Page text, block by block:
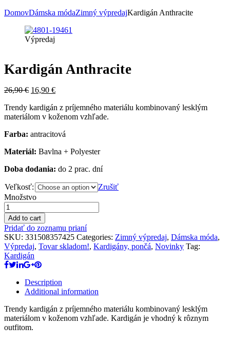
DomovDámska módaZimný výpredajKardigán Anthracite
Výpredaj
Kardigán Anthracite
26,90€ 16,90 €
Trendy kardigán z príjemného materiálu kombinovaný lesklým
materiálom v koženom vzhľade.
Farba: antracitová
Materiál: Bavlna + Polyester
Doba dodania: do 2 prac. dní
Veľkosť:
Zrušiť
Množstvo
Add to cart
Pridať do zoznamu prianí
SKU: 331508357425 Categories: Zimný výpredaj, Dámska móda,
Výpredaj, Tovar skladom!, Kardigány, pončá, Novinky Tag:
Kardigán
Description
Additional information
Trendy kardigán z príjemného materiálu kombinovaný lesklým
materiálom v koženom vzhľade. Kardigán je vhodný k rôznym
outfitom.